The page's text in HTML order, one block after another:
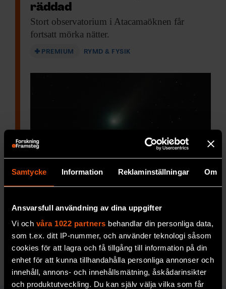
Samtycke Information Reklaminställningar Om
Ansvarsfull användning av dina uppgifter
Vi och våra 1022 partners behandlar din personliga data,
som t.ex. ditt IP-nummer, och använder teknologi såsom
cookies för att lagra och få tillgång till information på din
enhet för att kunna tillhandahålla personliga annonser och
innehåll, annons- och innehållsmätning, åskådarinsikter
och produktutveckling. Du kan själv välja vilka som får
räddad
Stort observatorium i Atacamaöknen får
fortsatt mörka nätter.
PREMIUM RYMD & FYSIK
banor?
Astronomen Hans Rickmanpresenterar en ny
hypotes om Oorts moln.
RYMD & FYSIK